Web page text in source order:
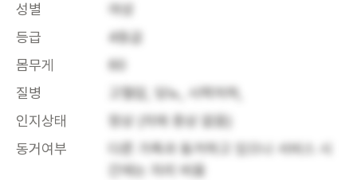
성별
여성
등급
4등급
몸무게
60
질병
고혈압, 당뇨, 시력저하,
인지상태
정상 (치매 증상 없음)
동거여부
다른 가족과 동거하고 있으나 서비스 시
간에는 자리 비움